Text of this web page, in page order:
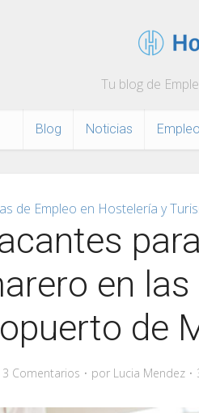
Tu blog de
Blog Noticias Empleo
de Empleo en Hostelería y
en las
de
3 Comentarios por Lucia Mendez